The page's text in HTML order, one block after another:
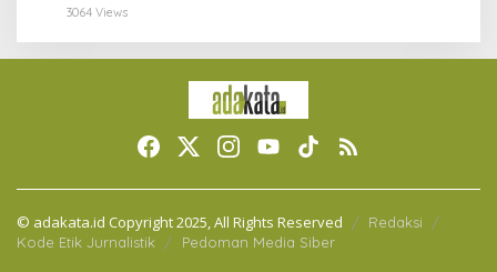
3064 Views
© adakata.id Copyright 2025, All Rights Reserved
Redaksi
Kode Etik Jurnalistik
Pedoman Media Siber